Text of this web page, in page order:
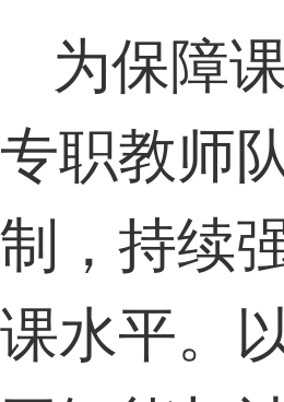
为保障
专职教师
制，持续
课水平。